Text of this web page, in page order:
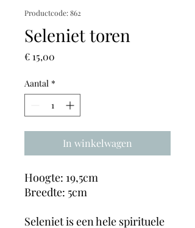
Productcode: 862
Seleniet toren
€ 15,00
Aantal *
In winkelwagen
Hoogte: 19,5cm
Breedte: 5cm
Seleniet is een hele spirituele